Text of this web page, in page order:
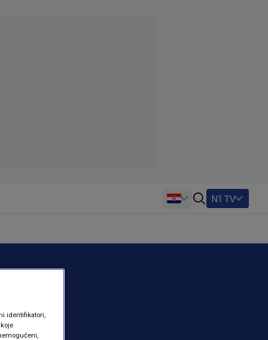
N1 TV
identifikatori,